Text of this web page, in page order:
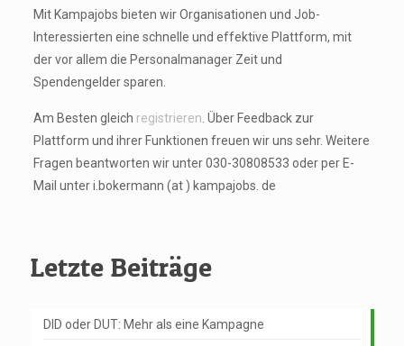
Mit Kampajobs bieten wir Organisationen und Job-
Interessierten eine schnelle und effektive Plattform, mit
der vor allem die Personalmanager Zeit und
Spendengelder sparen.
Am Besten gleich registrieren . Über Feedback zur
Plattform und ihrer Funktionen freuen wir uns sehr. Weitere
Fragen beantworten wir unter 030-30808533 oder per E-
Mail unter i.bokermann (at ) kampajobs. de
Letzte Beiträge
DID oder DUT: Mehr als eine Kampagne